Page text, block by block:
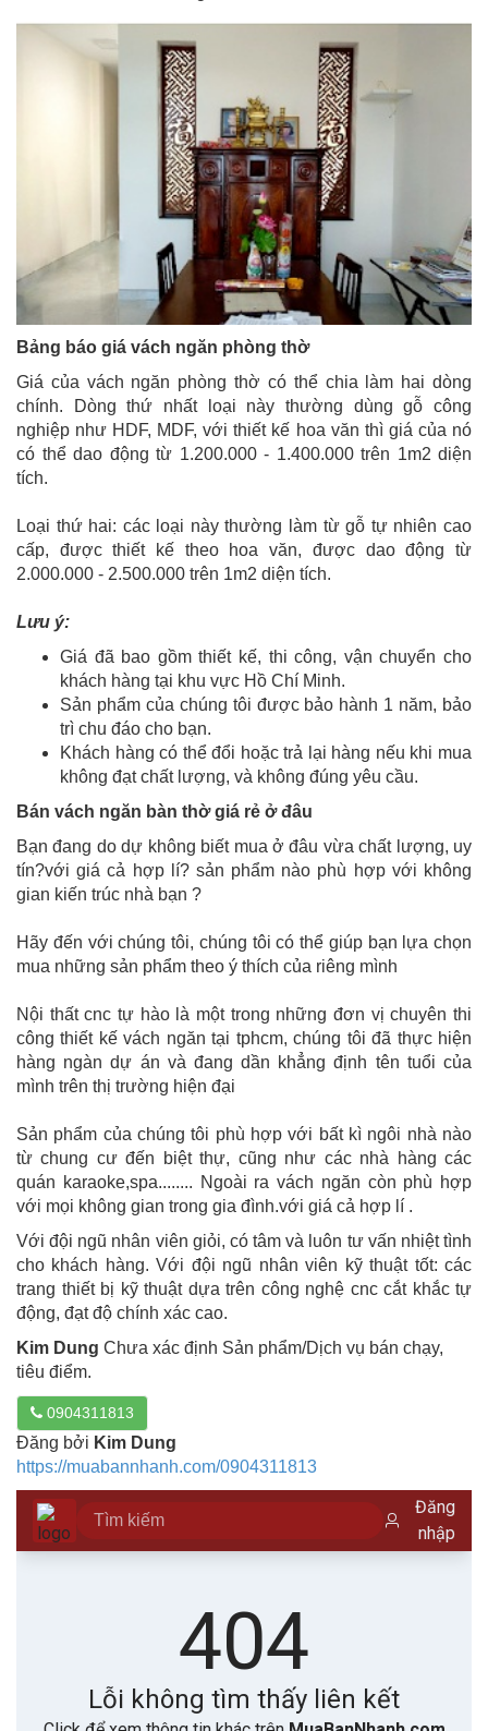
Bảng báo giá vách ngăn phòng thờ
Giá của vách ngăn phòng thờ có thể chia làm hai dòng
chính. Dòng thứ nhất loại này thường dùng gỗ công
nghiệp như HDF, MDF, với thiết kế hoa văn thì giá của nó
có thể dao động từ 1.200.000 - 1.400.000 trên 1m2 diện
tích.
Loại thứ hai: các loại này thường làm từ gỗ tự nhiên cao
cấp, được thiết kế theo hoa văn, được dao động từ
2.000.000 - 2.500.000 trên 1m2 diện tích.
Lưu ý:
Giá đã bao gồm thiết kế, thi công, vận chuyển cho
khách hàng tại khu vực Hồ Chí Minh.
Sản phẩm của chúng tôi được bảo hành 1 năm, bảo
trì chu đáo cho bạn.
Khách hàng có thể đổi hoặc trả lại hàng nếu khi mua
không đạt chất lượng, và không đúng yêu cầu.
Bán vách ngăn bàn thờ giá rẻ ở đâu
Bạn đang do dự không biết mua ở đâu vừa chất lượng, uy
tín?với giá cả hợp lí? sản phẩm nào phù hợp với không
gian kiến trúc nhà bạn ?
Hãy đến với chúng tôi, chúng tôi có thể giúp bạn lựa chọn
mua những sản phẩm theo ý thích của riêng mình
Nội thất cnc tự hào là một trong những đơn vị chuyên thi
công thiết kế vách ngăn tại tphcm, chúng tôi đã thực hiện
hàng ngàn dự án và đang dần khẳng định tên tuổi của
mình trên thị trường hiện đại
Sản phẩm của chúng tôi phù hợp với bất kì ngôi nhà nào
từ chung cư đến biệt thự, cũng như các nhà hàng các
quán karaoke,spa........ Ngoài ra vách ngăn còn phù hợp
với mọi không gian trong gia đình.với giá cả hợp lí .
Với đội ngũ nhân viên giỏi, có tâm và luôn tư vấn nhiệt tình
cho khách hàng. Với đội ngũ nhân viên kỹ thuật tốt: các
trang thiết bị kỹ thuật dựa trên công nghệ cnc cắt khắc tự
động, đạt độ chính xác cao.
Kim Dung Chưa xác định Sản phẩm/Dịch vụ bán chạy,
tiêu điểm.
0904311813
Đăng bởi Kim Dung
https://muabannhanh.com/0904311813